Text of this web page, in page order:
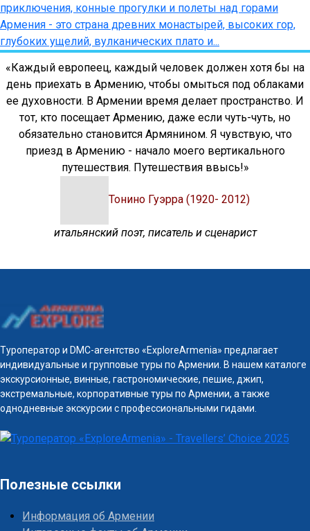
приключения, конные прогулки и полеты над горами
Армения - это страна древних монастырей, высоких гор,
глубоких ущелий, вулканических плато и...
«Каждый европеец, каждый человек должен хотя бы на
день приехать в Армению, чтобы омыться под облаками
ее духовности. В Армении время делает пространство. И
тот, кто посещает Армению, даже если чуть-чуть, но
обязательно становится Армянином. Я чувствую, что
приезд в Армению - начало моего вертикального
путешествия. Путешествия ввысь!»
Тонино Гуэрра (1920- 2012)
итальянский поэт, писатель и сценарист
Туроператор и DMC-агентство «ExploreArmenia» предлагает
индивидуальные и групповые туры по Армении. В нашем каталоге
экскурсионные, винные, гастрономические, пешие, джип,
экстремальные, корпоративные туры по Армении, а также
однодневные экскурсии с профессиональными гидами.
Полезные ссылки
Информация об Армении